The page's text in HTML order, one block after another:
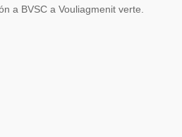
a BVSC a Vouliagmenit verte.